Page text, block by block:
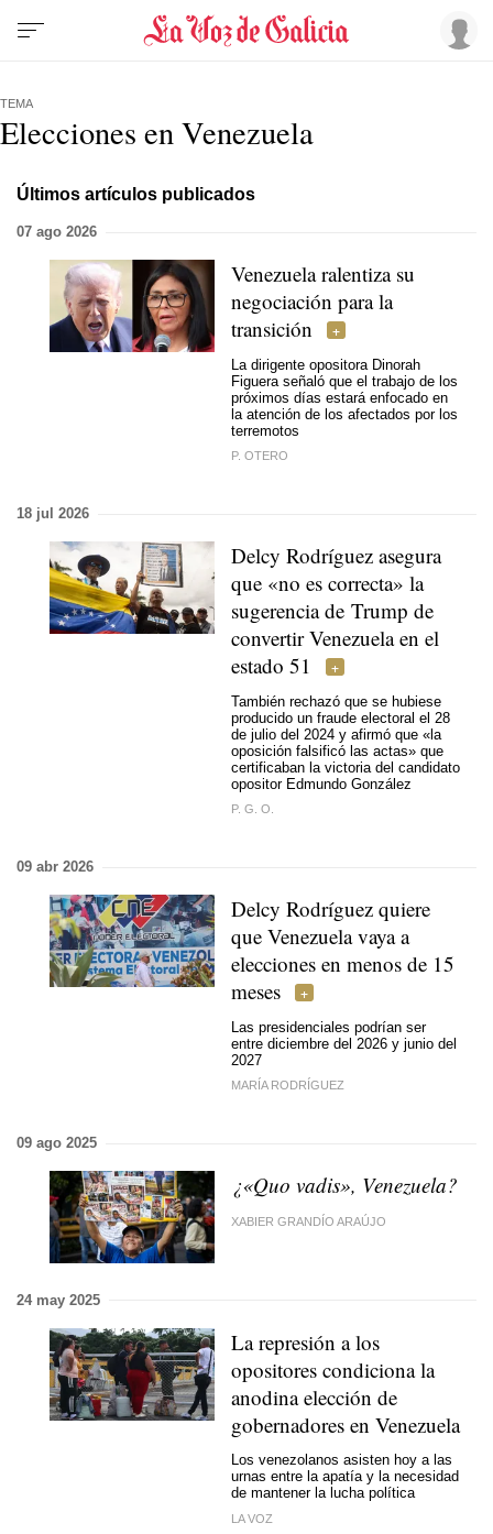
TEMA
Elecciones en Venezuela
Últimos artículos publicados
07 ago 2026
Venezuela ralentiza su
negociación para la
transición
La dirigente opositora Dinorah
Figuera señaló que el trabajo de los
próximos días estará enfocado en
la atención de los afectados por los
terremotos
P. OTERO
18 jul 2026
Delcy Rodríguez asegura
que «no es correcta» la
sugerencia de Trump de
convertir Venezuela en el
estado 51
También rechazó que se hubiese
producido un fraude electoral el 28
de julio del 2024 y afirmó que «la
oposición falsificó las actas» que
certificaban la victoria del candidato
opositor Edmundo González
P. G. O.
09 abr 2026
Delcy Rodríguez quiere
que Venezuela vaya a
elecciones en menos de 15
meses
Las presidenciales podrían ser
entre diciembre del 2026 y junio del
2027
MARÍA RODRÍGUEZ
09 ago 2025
¿«Quo vadis», Venezuela?
XABIER GRANDÍO ARAÚJO
24 may 2025
La represión a los
opositores condiciona la
anodina elección de
gobernadores en Venezuela
Los venezolanos asisten hoy a las
urnas entre la apatía y la necesidad
de mantener la lucha política
LA VOZ